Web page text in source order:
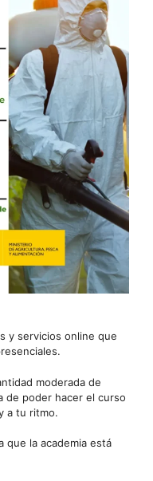
y servicios online que
moderada de
de poder hacer el curso
a tu ritmo.
que la academia está